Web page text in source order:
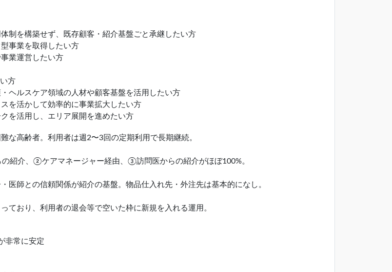
制を構築せず、既存顧客・紹介基盤ごと承継したい方
事業を取得したい方
業運営したい方
方
ヘルスケア領域の人材や顧客基盤を活用したい方
を活かして効率的に事業拡大したい方
を活用し、エリア展開を進めたい方
な高齢者。利用者は週2〜3回の定期利用で長期継続。
紹介、②ケアマネージャー経由、③訪問医からの紹介がほぼ100%。
医師との信頼関係が紹介の基盤。物品仕入れ先・外注先は基本的になし。
ており、利用者の退会等で空いた枠に新規を入れる運用。
非常に安定